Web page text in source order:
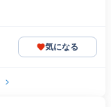
気になる